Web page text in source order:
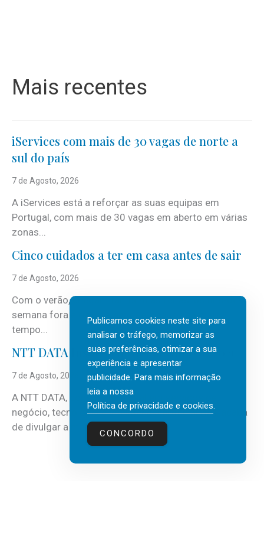
Mais recentes
iServices com mais de 30 vagas de norte a
sul do país
7 de Agosto, 2026
A iServices está a reforçar as suas equipas em
Portugal, com mais de 30 vagas em aberto em várias
zonas...
Cinco cuidados a ter em casa antes de sair
7 de Agosto, 2026
Com o verão, chegam também as férias, os fins-de-
semana fora e os dias em que a casa fica mais
tempo...
NTT DATA Insurtech Global Outlook 2026
7 de Agosto, 2026
A NTT DATA, consultora global em serviços de
negócio, tecnologia e inteligência artificial (IA), acaba
de divulgar a mais recente...
Publicamos cookies neste site para
analisar o tráfego, memorizar as
suas preferências, otimizar a sua
experiência e apresentar
publicidade. Para mais informação
leia a nossa
Política de privacidade e cookies.
CONCORDO